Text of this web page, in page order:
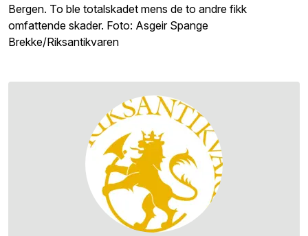
Bergen. To ble totalskadet mens de to andre fikk
omfattende skader. Foto: Asgeir Spange
Brekke/Riksantikvaren